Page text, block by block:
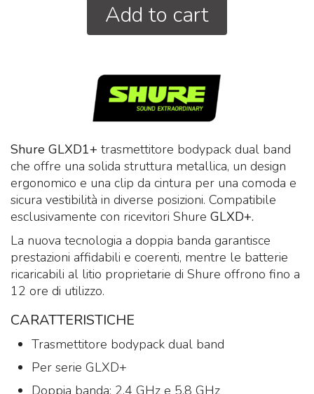
Add to cart
Shure GLXD1+ trasmettitore bodypack dual band
che offre una solida struttura metallica, un design
ergonomico e una clip da cintura per una comoda e
sicura vestibilità in diverse posizioni. Compatibile
esclusivamente con ricevitori Shure GLXD+.
La nuova tecnologia a doppia banda garantisce
prestazioni affidabili e coerenti, mentre le batterie
ricaricabili al litio proprietarie di Shure offrono fino a
12 ore di utilizzo.
CARATTERISTICHE
Trasmettitore bodypack dual band
Per serie GLXD+
Doppia banda: 2,4 GHz e 5,8 GHz